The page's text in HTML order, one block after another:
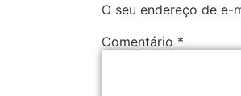
O seu endereço de e-
Comentário *